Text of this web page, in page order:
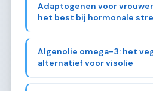
Adaptogenen voor
het best bij hormonale
Algenolie omega-3: het
alternatief voor visolie